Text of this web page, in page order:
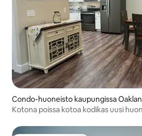
Condo-huoneisto kaupungissa
Kotona poissa kotoa kodikas uusi